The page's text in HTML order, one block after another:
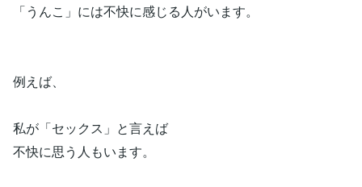
「うんこ」には不快に感じる人がいます。
例えば、
私が「セックス」と言えば
不快に思う人もいます。